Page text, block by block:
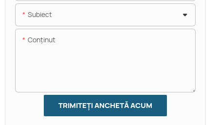
Subiect
Conţinut
TRIMITEȚI ANCHETĂ ACUM